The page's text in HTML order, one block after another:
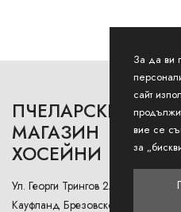
ПЧЕЛАРСКИ
МАГАЗИН
ХОСЕЙНИ
Ул. Георги Трингов 2А (до
Кауфланд Брезовско Шосе),
За да ви
сайт
вие се
за